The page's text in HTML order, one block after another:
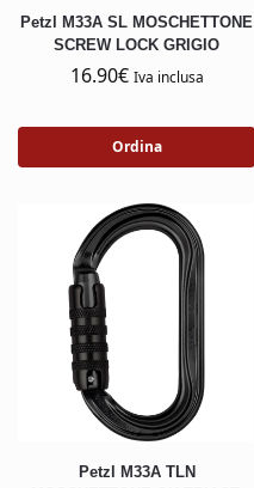
Petzl M33A SL MOSCHETTONE
SCREW LOCK GRIGIO
16.90€ Iva inclusa
Ordina
Petzl M33A TLN